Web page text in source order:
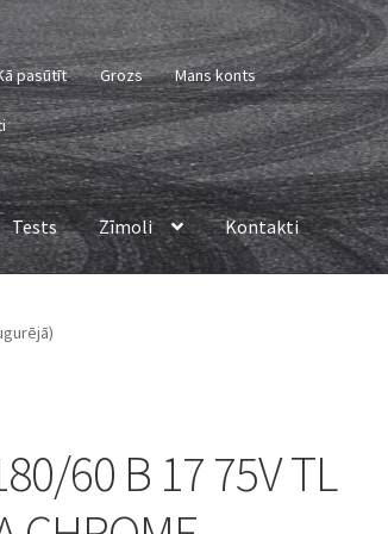
pasūtīt Grozs Mans konts
Tests Zīmoli Kontakti
60 B 17 75V TL